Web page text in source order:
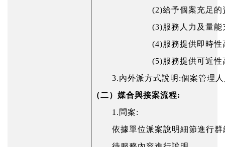
(2)給予個案充足
(3)服務人力及量
(4)服務提供即時性
(5)服務提供可近性
3.內外派方式說明:個案管理
（二） 媒合與接案流程:
1.問案:
依據單位派案說明細節進行